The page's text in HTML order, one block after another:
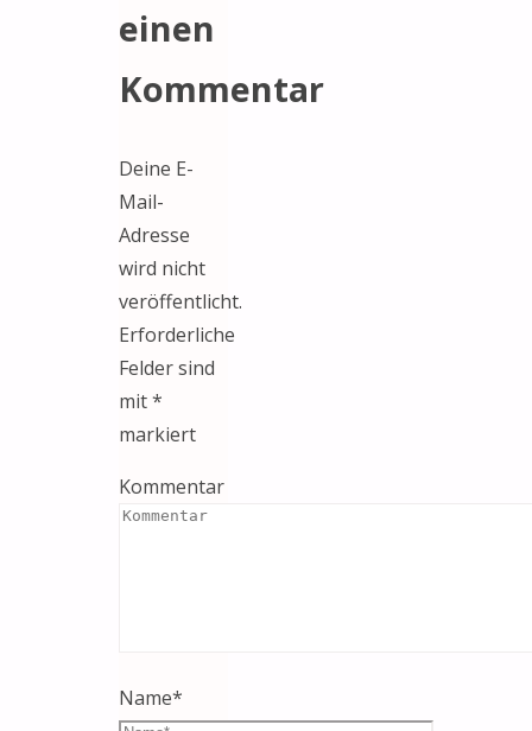
einen
Kommentar
Deine E-
Mail-
Adresse
wird nicht
veröffentlicht.
Erforderliche
Felder sind
mit*
markiert
Kommentar
Name*